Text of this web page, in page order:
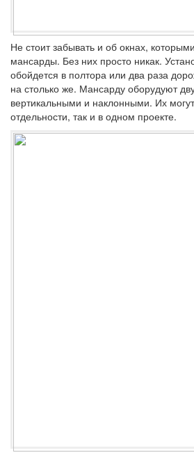
Не стоит забывать и об окнах,
мансарды. Без них просто никак.
обойдется в полтора или два раза
на столько же. Мансарду оборудуют
вертикальными и наклонными. Их могут
отдельности, так и в одном проекте.